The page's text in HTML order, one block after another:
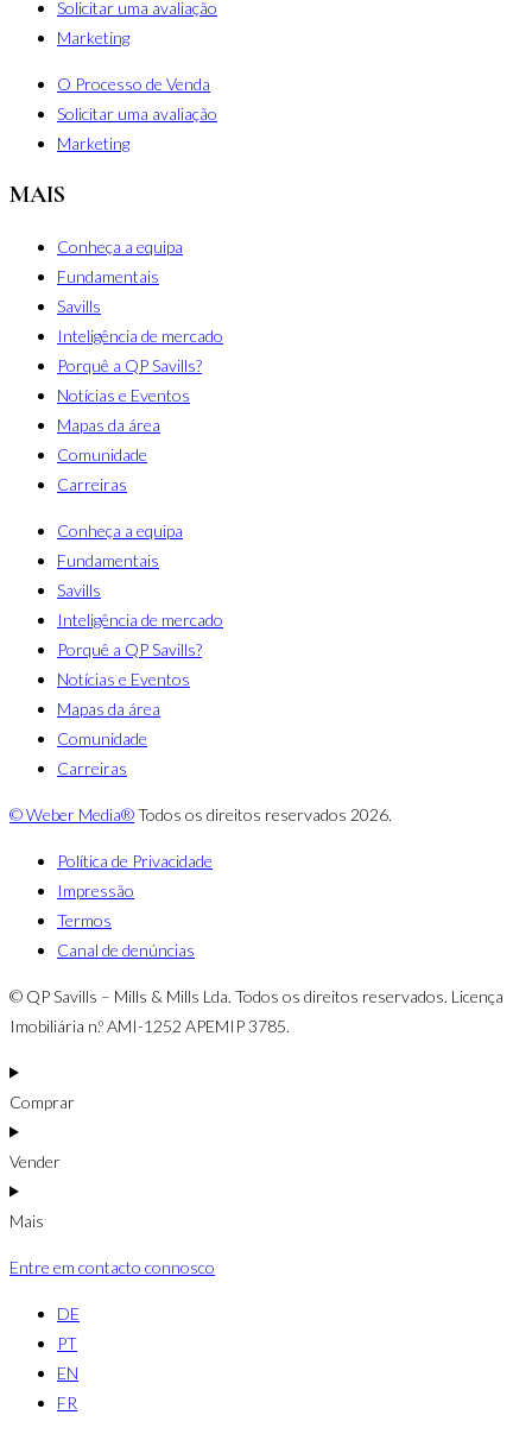
Solicitar uma avaliação
Marketing
O Processo de Venda
Solicitar uma avaliação
Marketing
MAIS
Conheça a equipa
Fundamentais
Savills
Inteligência de mercado
Porquê a QP Savills?
Notícias e Eventos
Mapas da área
Comunidade
Carreiras
Conheça a equipa
Fundamentais
Savills
Inteligência de mercado
Porquê a QP Savills?
Notícias e Eventos
Mapas da área
Comunidade
Carreiras
© Weber Media®Todos os direitos reservados 2026.
Política de Privacidade
Impressão
Termos
Canal de denúncias
© QP Savills – Mills & Mills Lda. Todos os direitos reservados. Licença
Imobiliária n.º AMI-1252 APEMIP 3785.
Comprar
Vender
Mais
Entre em contacto connosco
DE
PT
EN
FR